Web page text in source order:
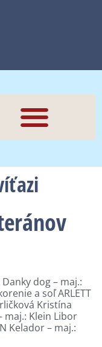
dog – maj.:
a soľ ARLETT
Kristína
maj.: Klein Libor
Kelador – maj.: